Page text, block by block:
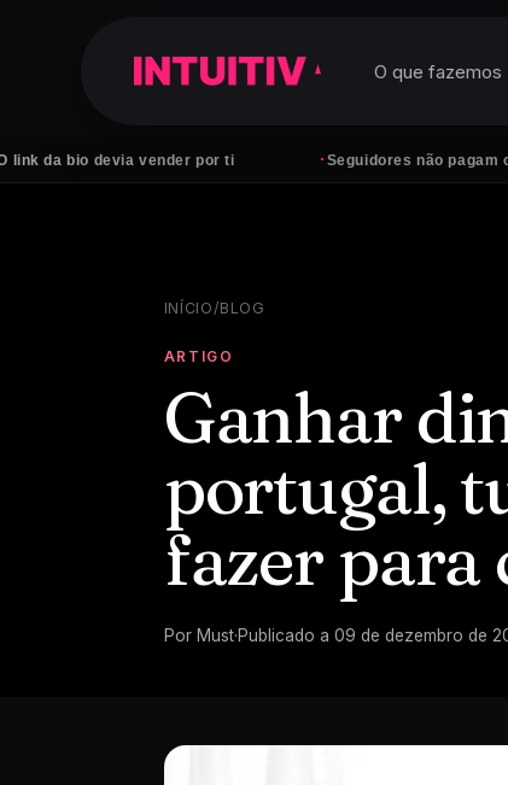
vender por ti ·Seguidores não pagam contas —
O que fazemos
INÍCIO/BLOG
ARTIGO
Ganhar
portugal,
fazer para
Por Must·Publicado a 09 de dezembro de